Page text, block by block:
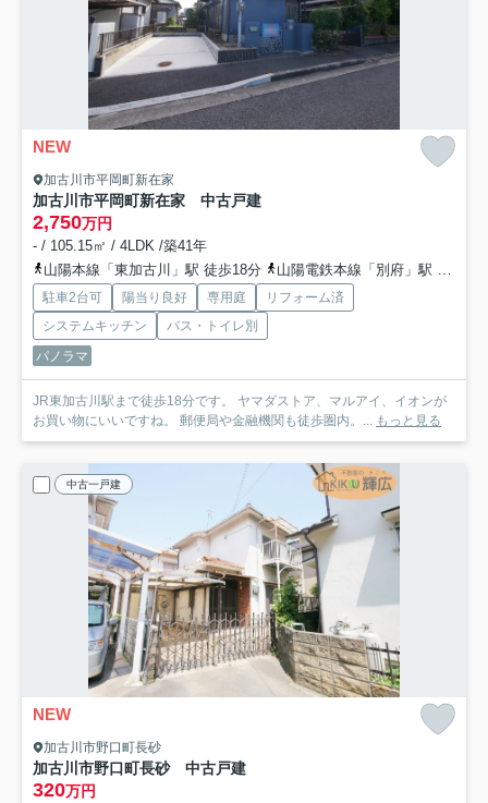
NEW
加古川市平岡町新在家
加古川市平岡町新在家 中古戸建
2,750万円
- / 105.15㎡ / 4LDK /築41年
山陽本線「東加古川」駅 徒歩18分
山陽電鉄本線「別府」駅 徒歩46分
駐車2台可 陽当り良好 専用庭
リフォーム済
システムキッチン
バス・トイレ別
パノラマ
JR東加古川駅まで徒歩18分です。 ヤマダストア、マルアイ、イオンが
お買い物にいいですね。 郵便局や金融機関も徒歩圏内。... もっと見る
中古一戸建
NEW
加古川市野口町長砂
加古川市野口町長砂 中古戸建
320万円